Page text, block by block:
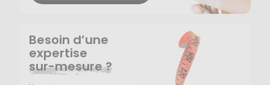
Besoin d’une
expertise
sur-mesure ?